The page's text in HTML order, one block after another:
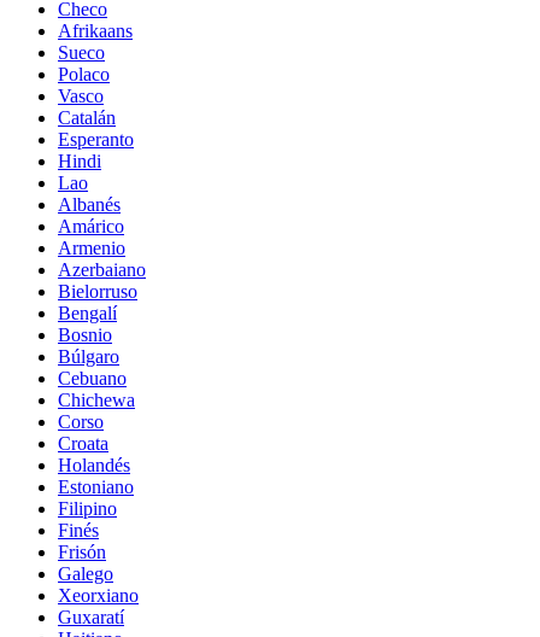
Checo
Afrikaans
Sueco
Polaco
Vasco
Catalán
Esperanto
Hindi
Lao
Albanés
Amárico
Armenio
Azerbaiano
Bielorruso
Bengalí
Bosnio
Búlgaro
Cebuano
Chichewa
Corso
Croata
Holandés
Estoniano
Filipino
Finés
Frisón
Galego
Xeorxiano
Guxaratí